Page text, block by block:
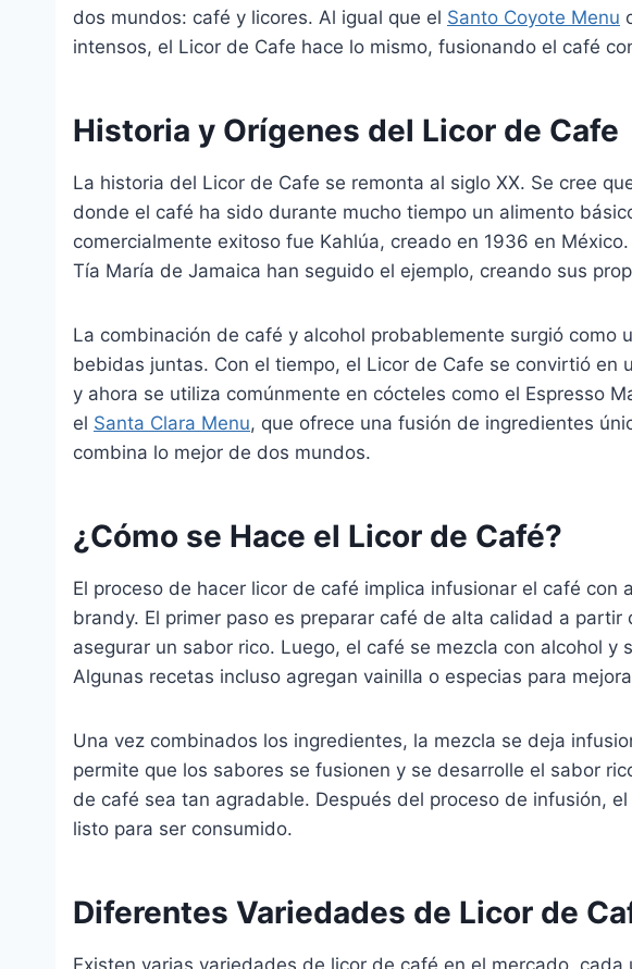
dos mundos: café y licores. Al igual que el Santo Coyote Menu
intensos, el Licor de Cafe hace lo mismo, fusionando el café
Historia y Orígenes del Licor de Cafe
La historia del Licor de Cafe se remonta al siglo XX. Se cree
donde el café ha sido durante mucho tiempo un alimento
comercialmente exitoso fue Kahlúa, creado en 1936 en
Tía María de Jamaica han seguido el ejemplo, creando sus
La combinación de café y alcohol probablemente surgió como
bebidas juntas. Con el tiempo, el Licor de Cafe se convirtió en
y ahora se utiliza comúnmente en cócteles como el Espresso
el Santa Clara Menu, que ofrece una fusión de ingredientes
combina lo mejor de dos mundos.
¿Cómo se Hace el Licor de Café?
El proceso de hacer licor de café implica infusionar el café con
brandy. El primer paso es preparar café de alta calidad a
asegurar un sabor rico. Luego, el café se mezcla con alcohol y
Algunas recetas incluso agregan vainilla o especias para
Una vez combinados los ingredientes, la mezcla se deja
permite que los sabores se fusionen y se desarrolle el sabor
de café sea tan agradable. Después del proceso de infusión,
listo para ser consumido.
Diferentes Variedades de Licor de
Existen varias variedades de licor de café en el mercado,